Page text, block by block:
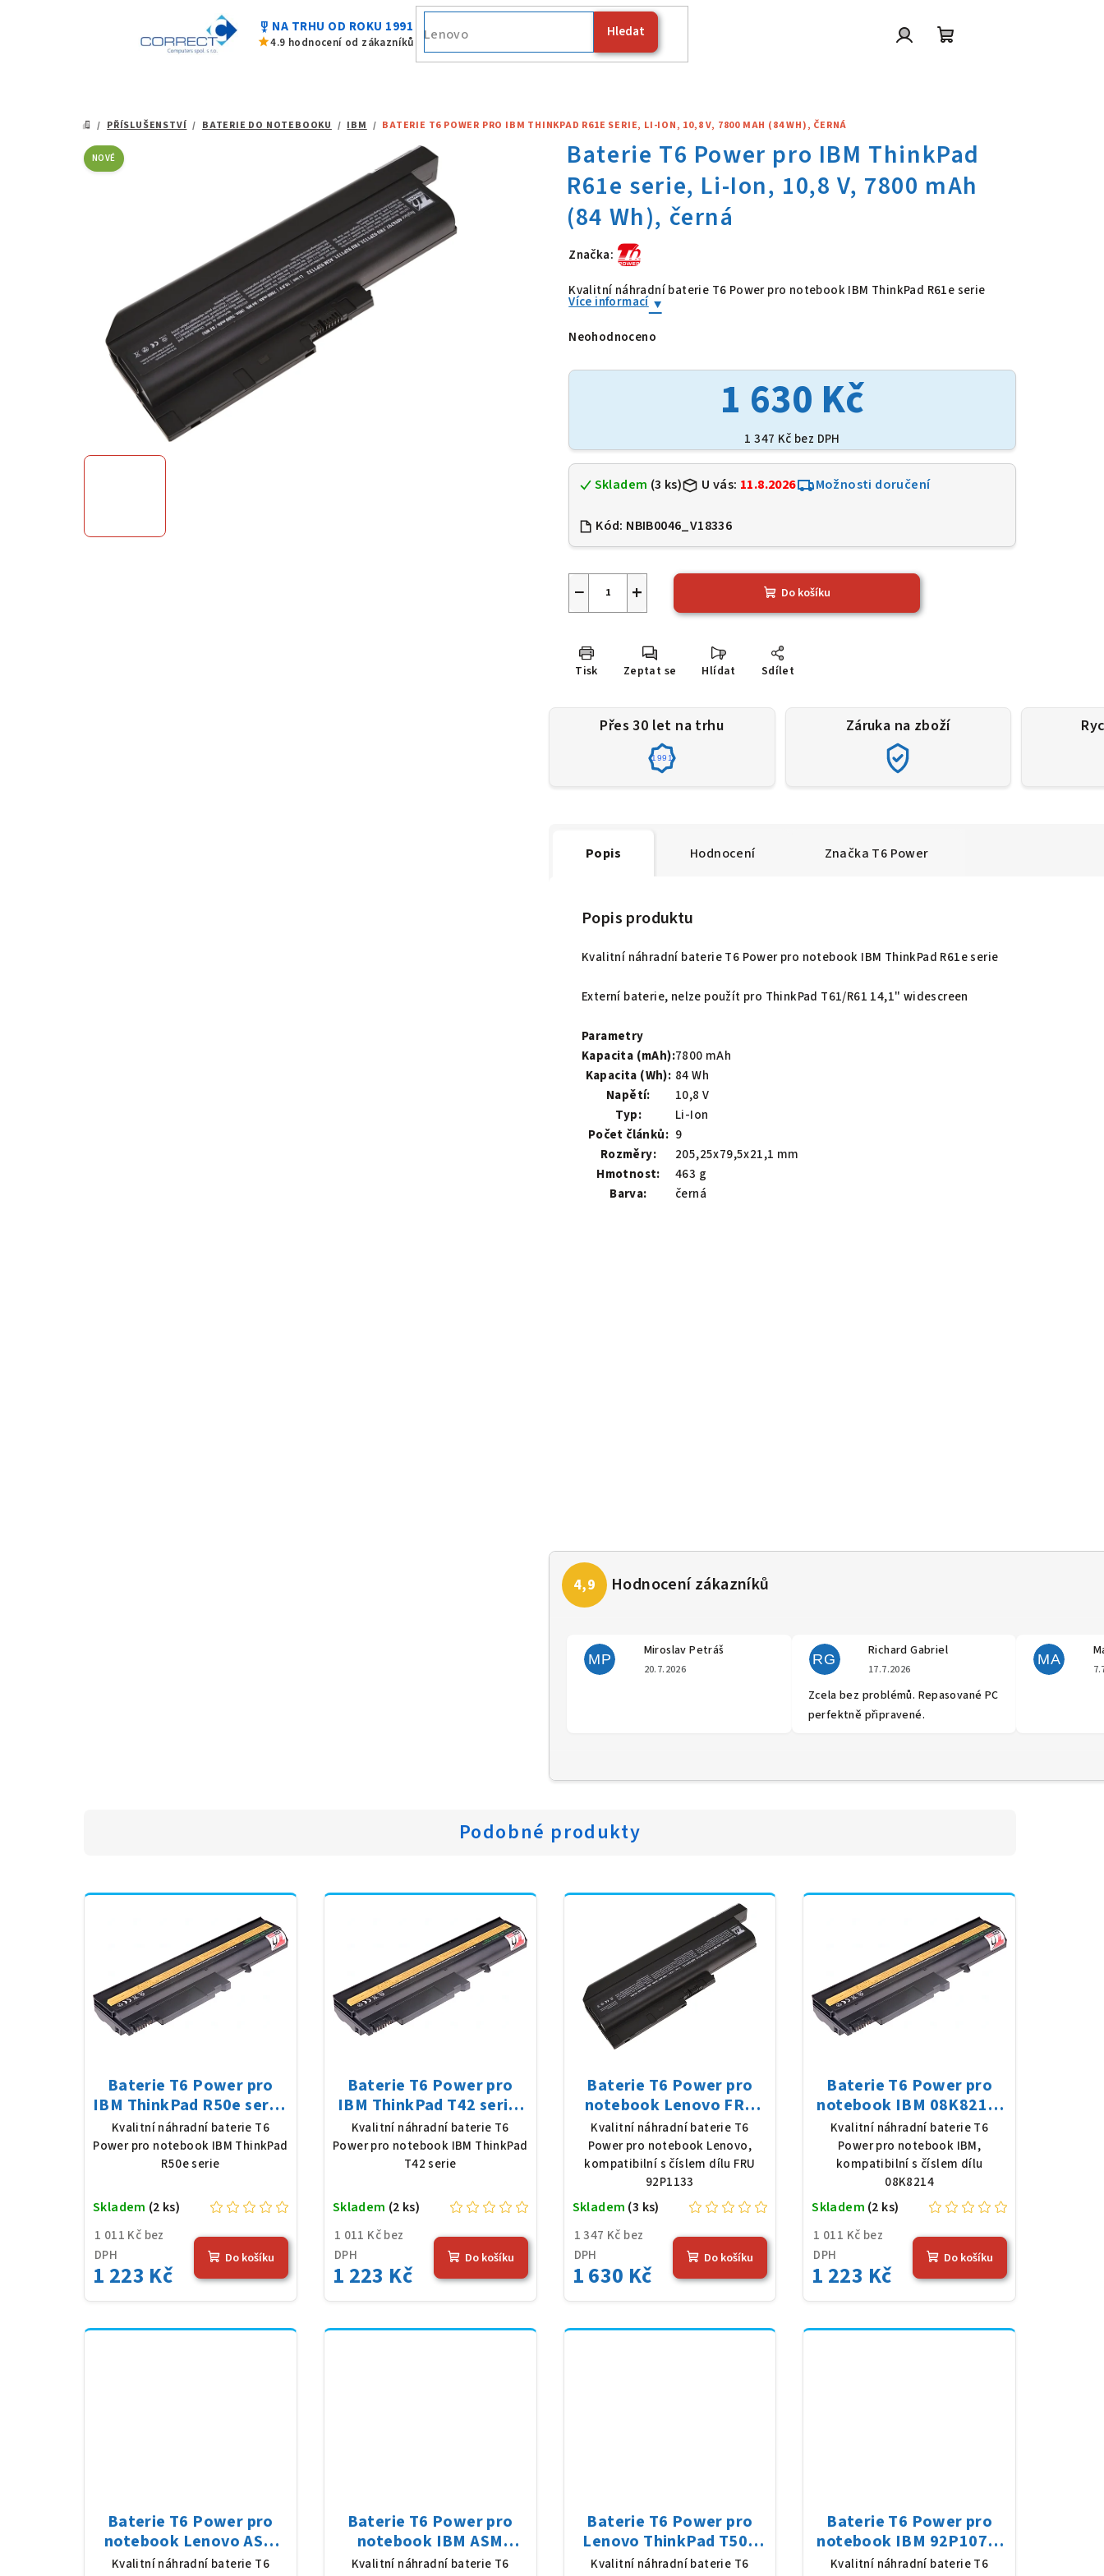
military_tech NA TRHU OD ROKU 1991
star4.9 hodnocení od zákazníků
Hledat
Fujitsu
DOMŮ
/ PŘÍSLUŠENSTVÍ / BATERIE DO NOTEBOOKU / IBM / BATERIE T6 POWER PRO IBM THINKPAD R61E SERIE, LI-ION, 10,8 V, 7800 MAH (84 WH), ČERNÁ
Značka:
Baterie T6 Power pro IBM ThinkPad R61e
Kvalitní náhradní baterie T6 Power pro notebook IBM ThinkPad R61e serie
Více informací
Průměrné
produktu
je
Neohodnoceno
1 630 Kč
1 347 Kč bez DPH
Skladem (3 ks) U vás: 11.8.2026 Možnosti doručení
Kód: NBIB0046_V18336
+
− Do košíku
Tisk Zeptat se Hlídat Sdílet
NOVÉ
Přes 30 let na trhu
1991
Záruka na zboží
Popis Hodnocení Značka T6 Power
Popis produktu
Kvalitní náhradní baterie T6 Power pro notebook IBM ThinkPad R61e serie
Externí baterie, nelze použít pro ThinkPad T61/R61 14,1" widescreen
Parametry
Kapacita (mAh):7800 mAh
Kapacita (Wh): 84 Wh
Napětí:
10,8 V
Typ:
Li-Ion
Počet článků: 9
Rozměry:
205,25x79,5x21,1 mm
Hmotnost:
463 g
Barva:
černá
MP
Miroslav Petráš
Hodnocení obchodu je 5 z 5 hvězdiček.
20.7.2026
RG
Richard Gabriel
Hodnocení obchodu je 5 z 5
17.7.2026
Zcela bez problémů. Repasované PC
perfektně připravené.
MA
Podobné produkty
Baterie T6 Power pro
IBM ThinkPad R50e serie,
Li-Ion, 10,8 V, 5200 mAh
(56 Wh), černá
Kvalitní náhradní baterie T6
Power pro notebook IBM ThinkPad
R50e serie
1 011 Kč bez
DPH
1 223 Kč
Skladem (2 ks)
Do košíku
Baterie T6 Power pro
IBM ThinkPad T42 serie,
Li-Ion, 10,8 V, 5200 mAh
(56 Wh), černá
Kvalitní náhradní baterie T6
Power pro notebook IBM ThinkPad
T42 serie
1 011 Kč bez
DPH
1 223 Kč
Skladem (2 ks)
Do košíku
Baterie T6 Power pro
notebook Lenovo FRU
92P1133, Li-Ion, 10,8 V,
7800 mAh (84 Wh), černá
Kvalitní náhradní baterie T6
Power pro notebook Lenovo,
kompatibilní s číslem dílu FRU
92P1133
1 347 Kč bez
DPH
1 630 Kč
Skladem (3 ks)
Do košíku
Baterie T6 Power pro
notebook IBM 08K8214,
Li-Ion, 10,8 V, 5200 mAh
(56 Wh), černá
Kvalitní náhradní baterie T6
Power pro notebook IBM,
kompatibilní s číslem dílu
08K8214
1 011 Kč bez
DPH
1 223 Kč
Skladem (2 ks)
Do košíku
Baterie T6 Power pro
notebook Lenovo ASM
92P1132, Li-Ion, 10,8 V,
Kvalitní náhradní baterie T6
Baterie T6 Power pro
notebook IBM ASM
92P1138, Li-Ion, 10,8 V,
Kvalitní náhradní baterie T6
Baterie T6 Power pro
Lenovo ThinkPad T500
serie, Li-Ion, 10,8 V, 7800
Kvalitní náhradní baterie T6
Baterie T6 Power pro
notebook IBM 92P1071,
Li-Ion, 10,8 V, 5200 mAh
Kvalitní náhradní baterie T6
hvězdiček.